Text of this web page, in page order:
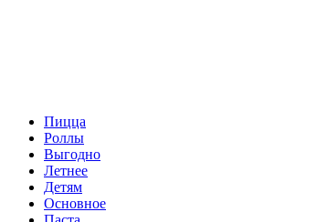
Пицца
Роллы
Выгодно
Летнее
Детям
Основное